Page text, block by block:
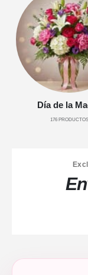
Día de la
176PRODUCTOS